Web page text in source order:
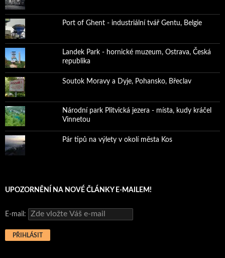
Port of Ghent - industriální tvář Gentu, Belgie
Landek Park - hornické muzeum, Ostrava, Česká
republika
Soutok Moravy a Dyje, Pohansko, Břeclav
Národní park Plitvická jezera - místa, kudy kráčel
Vinnetou
Pár tipů na výlety v okolí města Kos
UPOZORNĚNÍ NA NOVÉ ČLÁNKY E-MAILEM!
E-mail: